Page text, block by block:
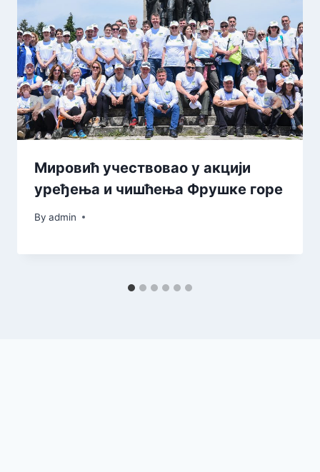
Мировић учествовао у акцији
уређења и чишћења Фрушке горе
By admin